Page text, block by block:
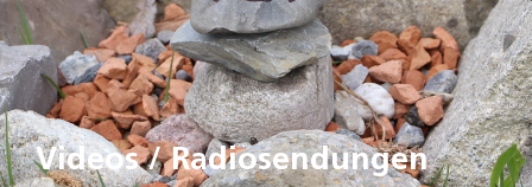
Videos / Radiosendungen